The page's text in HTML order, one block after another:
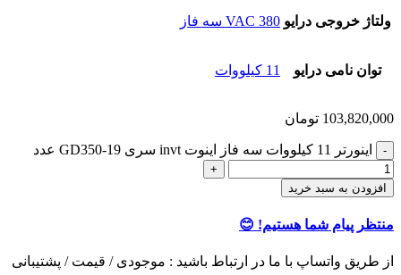
ولتاژ خروجی درایو 380 VAC سه فاز
توان نامی درایو 11 کیلووات
103,820,000 تومان
اينورتر 11 کیلووات سه فاز اینوت invt سری GD350-19 عدد
افزودن به سبد خرید
منتظر پیام شما هستیم! 😊
از طریق واتساپ با ما در ارتباط باشید : موجودی / قیمت / پشتیبانی